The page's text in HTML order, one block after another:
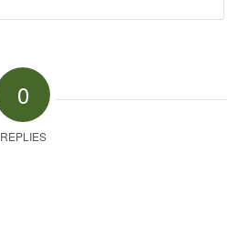
0
REPLIES